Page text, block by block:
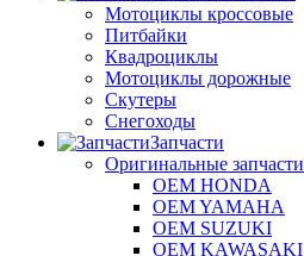
Мотоциклы кроссовые
Питбайки
Квадроциклы
Мотоциклы дорожные
Скутеры
Снегоходы
Запчасти
Оригинальные запчасти
OEM HONDA
OEM YAMAHA
OEM SUZUKI
OEM KAWASAKI